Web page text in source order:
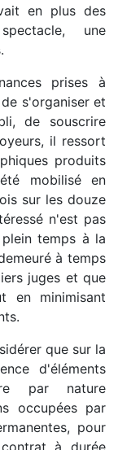
en plus des
une
prises à
s'organiser et
de souscrire
il ressort
produits
mobilisé en
sur les douze
n'est pas
temps à la
à temps
juges et que
en minimisant
que sur la
d'éléments
par nature
occupées par
pour
à durée